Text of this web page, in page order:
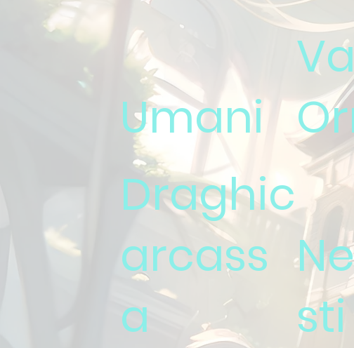
Umani
Draghic
arcass
a
sti